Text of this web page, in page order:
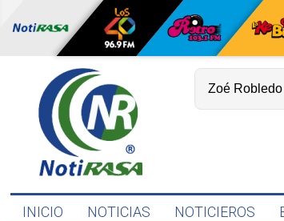
INICIO NOTICIAS NOTICIEROS